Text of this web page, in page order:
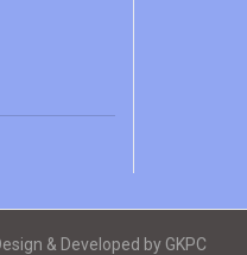
& Developed by GKPC